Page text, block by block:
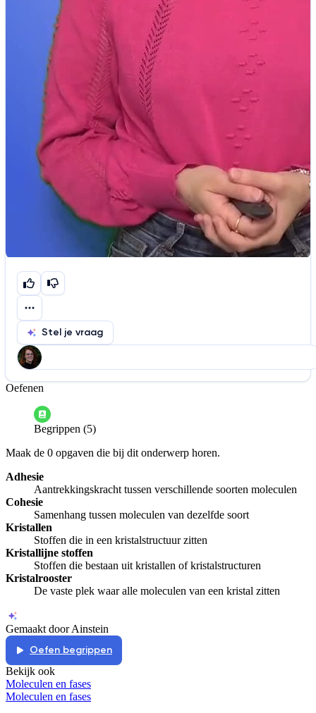
Stel je vraag
Help ons de video te verbeteren
De audio is slecht
Informatie is onjuist
De docent is te langdradig
De uitleg gaat te langzaam
De uitleg gaat te snel
Afspelen werkte niet
Oefenen
Begrippen (5)
Maak de 0 opgaven die bij dit onderwerp horen.
Adhesie
Aantrekkingskracht tussen verschillende soorten moleculen
Cohesie
Samenhang tussen moleculen van dezelfde soort
Kristallen
Stoffen die in een kristalstructuur zitten
Kristallijne stoffen
Stoffen die bestaan uit kristallen of kristalstructuren
Kristalrooster
De vaste plek waar alle moleculen van een kristal zitten
Gemaakt door Ainstein
Oefen begrippen
Bekijk ook
Moleculen en fases
Moleculen en fases